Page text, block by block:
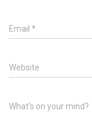
Email *
Website
What's on your mind?